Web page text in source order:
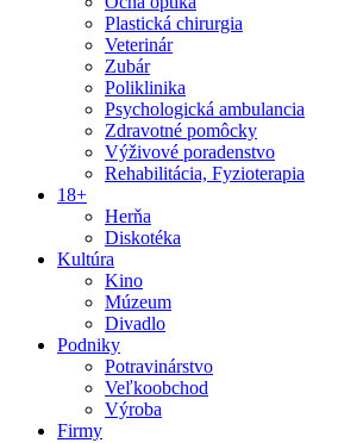
Plastická chirurgia
Veterinár
Zubár
Poliklinika
Psychologická ambulancia
Zdravotné pomôcky
Výživové poradenstvo
Rehabilitácia, Fyzioterapia
18+
Herňa
Diskotéka
Kultúra
Kino
Múzeum
Divadlo
Podniky
Potravinárstvo
Veľkoobchod
Výroba
Firmy